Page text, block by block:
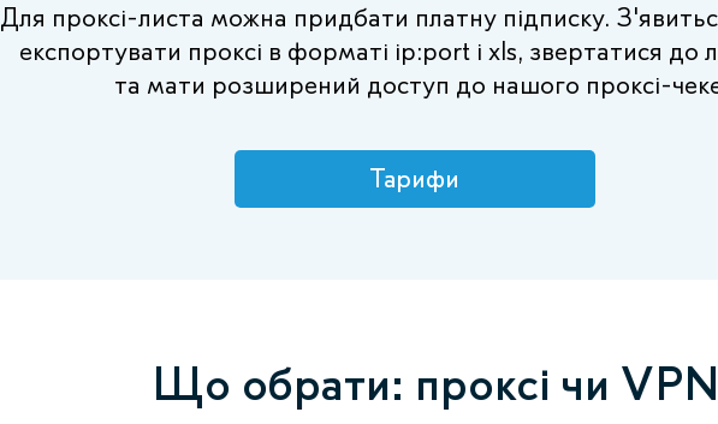
Для проксі-листа можна придбати платну підписку.
експортувати проксі в форматі ip:port і xls, звертатися до
та мати розширений доступ до нашого проксі-
Тарифи
Що обрати: проксі чи VPN